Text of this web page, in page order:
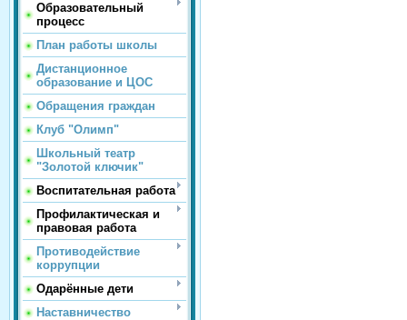
Образовательный
процесс
План работы школы
Дистанционное
образование и ЦОС
Обращения граждан
Клуб "Олимп"
Школьный театр
"Золотой ключик"
Воспитательная работа
Профилактическая и
правовая работа
Противодействие
коррупции
Одарённые дети
Наставничество